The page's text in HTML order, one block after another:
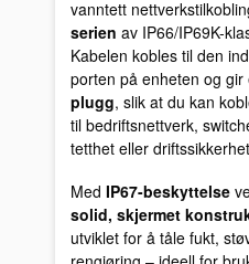
vanntett
serien av IP66/IP69K-
Kabelen kobles til den
porten på enheten og gir
plugg, slik at du kan
til bedriftsnettverk,
tetthet eller
MedIP67-beskyttelse
solid, skjermet
utviklet for å tåle fukt,